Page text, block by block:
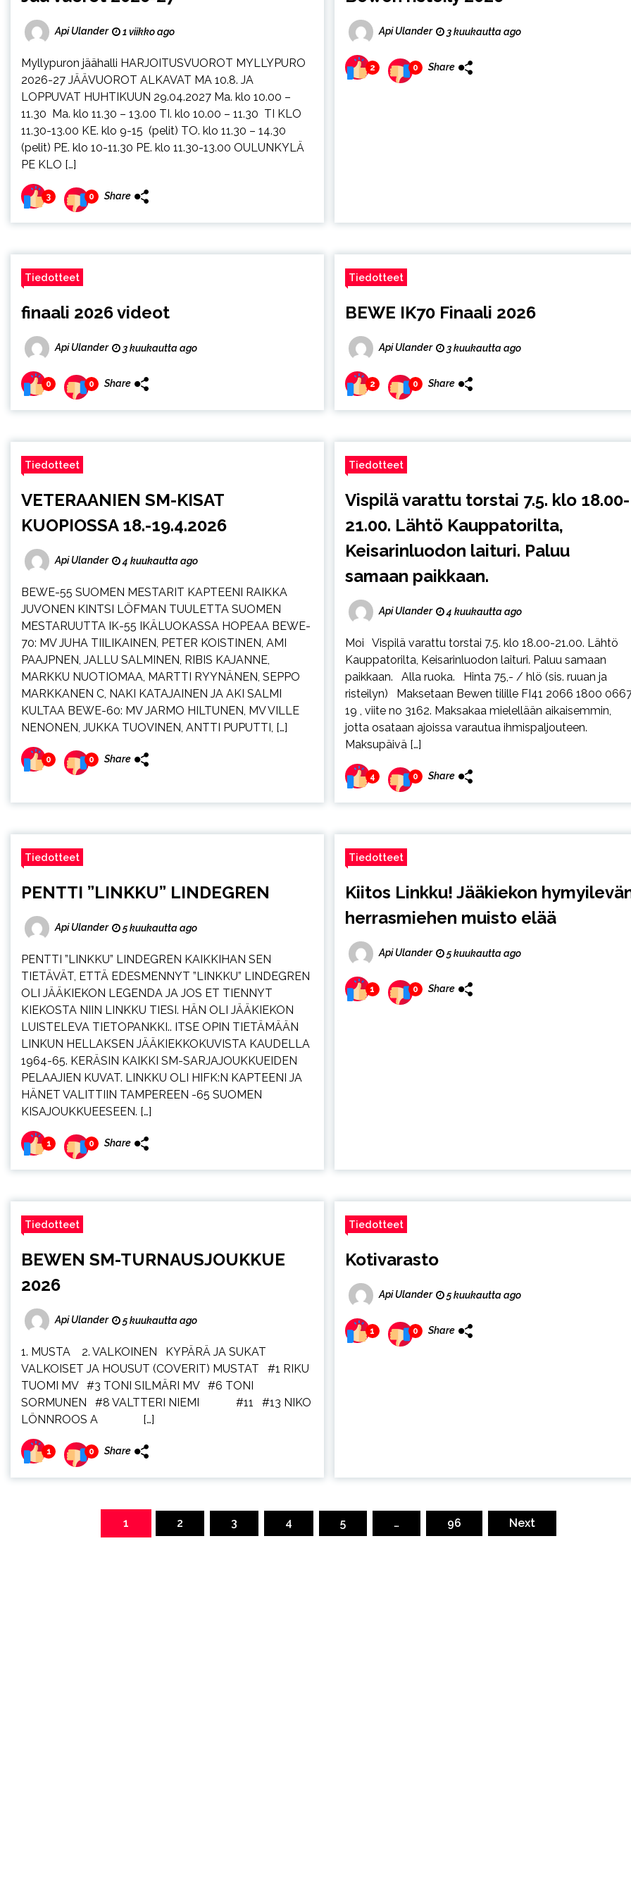
Api Ulander 1 viikko ago
Myllypuron jäähalli HARJOITUSVUOROT MYLLYPURO
2026-27 JÄÄVUOROT ALKAVAT MA 10.8. JA
LOPPUVAT HUHTIKUUN 29.04.2027 Ma. klo 10.00 –
11.30 Ma. klo 11.30 – 13.00 TI. klo 10.00 – 11.30 TI KLO
11.30-13.00 KE. klo 9-15 (pelit) TO. klo 11.30 – 14.30
(pelit) PE. klo 10-11.30 PE. klo 11.30-13.00 OULUNKYLÄ
PE KLO […]
3 0 Share
Api Ulander 3 kuukautta ago
2 0 Share
Tiedotteet
finaali 2026 videot
Api Ulander 3 kuukautta ago
0 0 Share
Tiedotteet
BEWE IK70 Finaali 2026
Api Ulander 3 kuukautta ago
2 0 Share
Tiedotteet
VETERAANIEN SM-KISAT
KUOPIOSSA 18.-19.4.2026
Api Ulander 4 kuukautta ago
BEWE-55 SUOMEN MESTARIT KAPTEENI RAIKKA
JUVONEN KINTSI LÖFMAN TUULETTA SUOMEN
MESTARUUTTA IK-55 IKÄLUOKASSA HOPEAA BEWE-
70: MV JUHA TIILIKAINEN, PETER KOISTINEN, AMI
PAAJPNEN, JALLU SALMINEN, RIBIS KAJANNE,
MARKKU NUOTIOMAA, MARTTI RYYNÄNEN, SEPPO
MARKKANEN C, NAKI KATAJAINEN JA AKI SALMI
KULTAA BEWE-60: MV JARMO HILTUNEN, MV VILLE
NENONEN, JUKKA TUOVINEN, ANTTI PUPUTTI, […]
0 0 Share
Tiedotteet
Vispilä varattu torstai 7.5. klo 18.00-
21.00. Lähtö Kauppatorilta,
Keisarinluodon laituri. Paluu
samaan paikkaan.
Api Ulander 4 kuukautta ago
Moi Vispilä varattu torstai 7.5. klo 18.00-21.00. Lähtö
Kauppatorilta, Keisarinluodon laituri. Paluu samaan
paikkaan. Alla ruoka. Hinta 75,- / hlö (sis. ruuan ja
risteilyn) Maksetaan Bewen tilille FI41 2066 1800
19 , viite no 3162. Maksakaa mielellään aikaisemmin,
jotta osataan ajoissa varautua ihmispaljouteen.
Maksupäivä […]
4 0 Share
Tiedotteet
PENTTI ”LINKKU” LINDEGREN
Api Ulander 5 kuukautta ago
PENTTI ”LINKKU” LINDEGREN KAIKKIHAN SEN
TIETÄVÄT, ETTÄ EDESMENNYT ”LINKKU” LINDEGREN
OLI JÄÄKIEKON LEGENDA JA JOS ET TIENNYT
KIEKOSTA NIIN LINKKU TIESI. HÄN OLI JÄÄKIEKON
LUISTELEVA TIETOPANKKI.. ITSE OPIN TIETÄMÄÄN
LINKUN HELLAKSEN JÄÄKIEKKOKUVISTA KAUDELLA
1964-65. KERÄSIN KAIKKI SM-SARJAJOUKKUEIDEN
PELAAJIEN KUVAT. LINKKU OLI HIFK:N KAPTEENI JA
HÄNET VALITTIIN TAMPEREEN -65 SUOMEN
KISAJOUKKUEESEEN. […]
1 0 Share
Tiedotteet
Kiitos Linkku! Jääkiekon
herrasmiehen muisto elää
Api Ulander 5 kuukautta ago
1 0 Share
Tiedotteet
BEWEN SM-TURNAUSJOUKKUE
2026
Api Ulander 5 kuukautta ago
1. MUSTA 2. VALKOINEN KYPÄRÄ JA SUKAT
VALKOISET JA HOUSUT (COVERIT) MUSTAT #1 RIKU
TUOMI MV #3 TONI SILMÄRI MV #6 TONI
SORMUNEN #8 VALTTERI NIEMI #11 #13 NIKO
LÖNNROOS A […]
1 0 Share
Tiedotteet
Kotivarasto
Api Ulander 5 kuukautta ago
1 0 Share
1 2 3 4 5 … 96 Next